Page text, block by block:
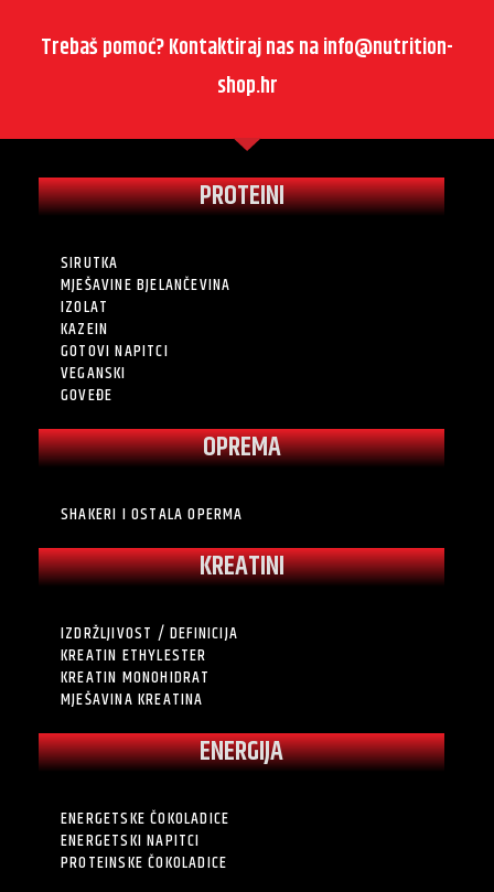
Trebaš pomoć? Kontaktiraj nas na info@nutrition-
shop.hr
PROTEINI
SIRUTKA
MJEŠAVINE BJELANČEVINA
IZOLAT
KAZEIN
GOTOVI NAPITCI
VEGANSKI
GOVEĐE
OPREMA
SHAKERI I OSTALA OPERMA
KREATINI
IZDRŽLJIVOST / DEFINICIJA
KREATIN ETHYLESTER
KREATIN MONOHIDRAT
MJEŠAVINA KREATINA
ENERGIJA
ENERGETSKE ČOKOLADICE
ENERGETSKI NAPITCI
PROTEINSKE ČOKOLADICE